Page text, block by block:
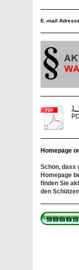
E.-mail
Homepage
Schön, dass
Homepage
finden Sie
den